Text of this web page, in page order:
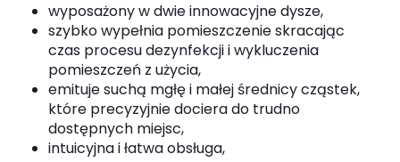
wyposażony w dwie innowacyjne dysze,
szybko wypełnia pomieszczenie skracając
czas procesu dezynfekcji i wykluczenia
pomieszczeń z użycia,
emituje suchą mgłę i małej średnicy cząstek,
które precyzyjnie dociera do trudno
dostępnych miejsc,
intuicyjna i łatwa obsługa,